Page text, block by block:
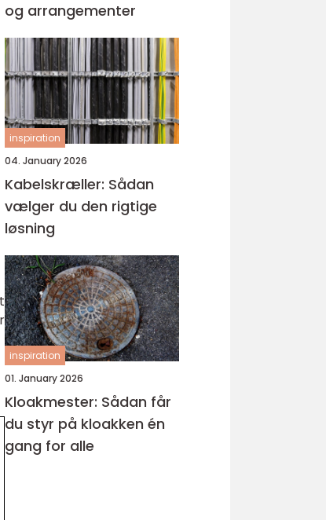
og arrangementer
inspiration
04. January 2026
Kabelskræller: Sådan
vælger du den rigtige
løsning
inspiration
01. January 2026
Kloakmester: Sådan får
du styr på kloakken én
gang for alle